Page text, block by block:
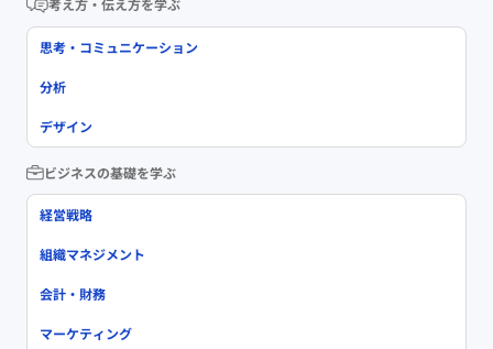
考え方・伝え方を学ぶ
思考・コミュニケーション
分析
デザイン
ビジネスの基礎を学ぶ
経営戦略
組織マネジメント
会計・財務
マーケティング